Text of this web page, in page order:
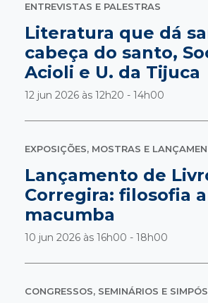
ENTREVISTAS E PALESTRAS
Literatura que dá
cabeça do santo,
Acioli e U. da Tijuca
12 jun 2026 às 12h20 - 14h00
EXPOSIÇÕES, MOSTRAS E
Lançamento de
Corregira: filosofia
macumba
10 jun 2026 às 16h00 - 18h00
CONGRESSOS, SEMINÁRIOS E